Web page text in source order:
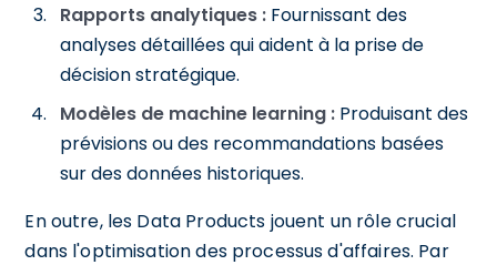
Rapports analytiques : Fournissant des
analyses détaillées qui aident à la prise de
décision stratégique.
Modèles de machine learning : Produisant des
prévisions ou des recommandations basées
sur des données historiques.
En outre, les Data Products jouent un rôle crucial
dans l'optimisation des processus d'affaires. Par